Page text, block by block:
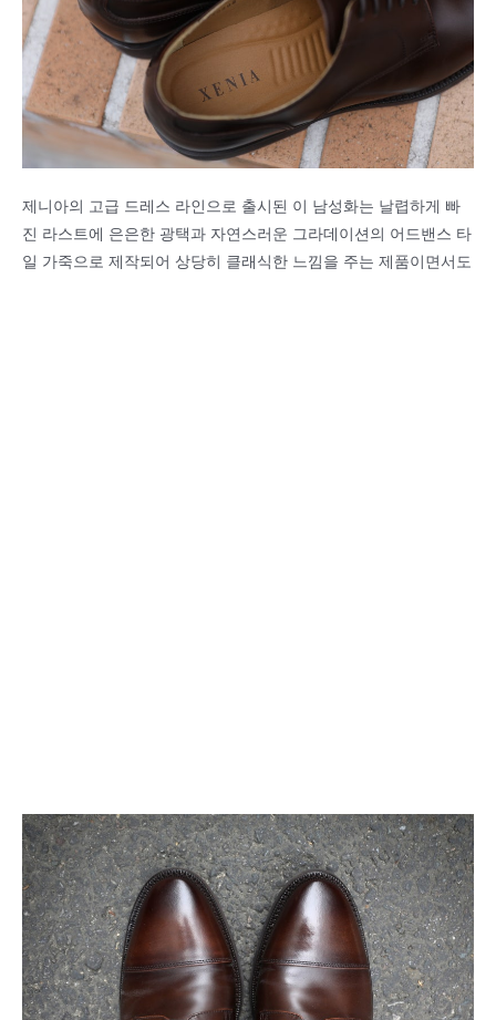
제니아의 고급 드레스 라인으로 출시된 이 남성화는 날렵하게 빠
진 라스트에 은은한 광택과 자연스러운 그라데이션의 어드밴스 타
일 가죽으로 제작되어 상당히 클래식한 느낌을 주는 제품이면서도